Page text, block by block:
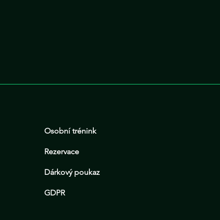
Osobní trénink
Rezervace
Dárkový poukaz
GDPR